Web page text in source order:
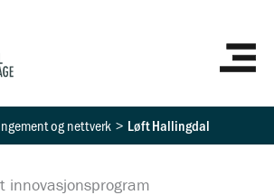
og nettverk Løft Hallingdal
innovasjonsprogram